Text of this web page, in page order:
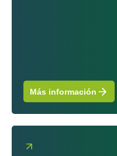
Más información